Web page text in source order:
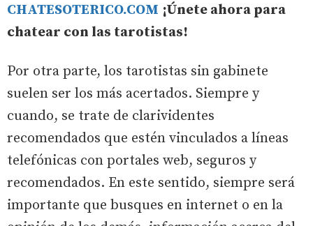
CHATESOTERICO.COM ¡Únete ahora para
chatear con las tarotistas!
Por otra parte, los tarotistas sin gabinete
suelen ser los más acertados. Siempre y
cuando, se trate de clarividentes
recomendados que estén vinculados a líneas
telefónicas con portales web, seguros y
recomendados. En este sentido, siempre será
importante que busques en internet o en la